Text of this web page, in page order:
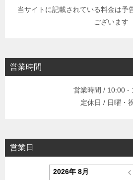
当サイトに記載されている料金は予
ございます
営業時間
営業時間 / 10:00 -
定休日 / 日曜・
営業日
2026年 8月